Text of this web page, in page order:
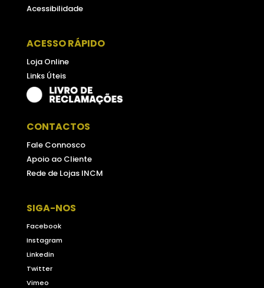
Acessibilidade
ACESSO RÁPIDO
Loja Online
Links Úteis
CONTACTOS
Fale Connosco
Apoio ao Cliente
Rede de Lojas INCM
SIGA-NOS
Facebook
Instagram
Linkedin
Twitter
Vimeo